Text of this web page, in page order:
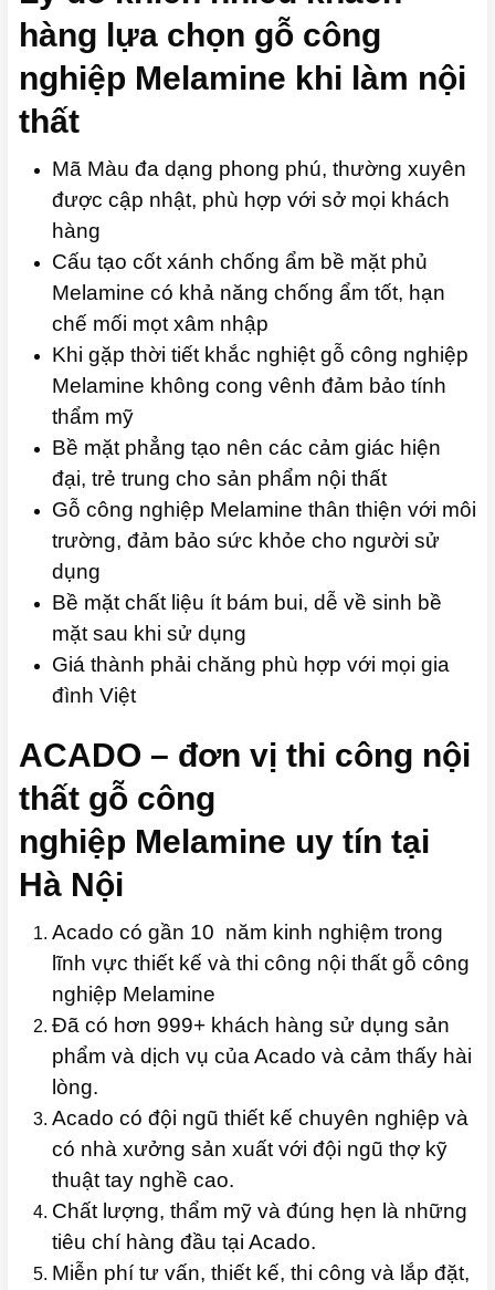
hàng lựa chọn gỗ công
nghiệp Melamine khi làm nội
thất
Mã Màu đa dạng phong phú, thường xuyên
được cập nhật, phù hợp với sở mọi khách
hàng
Cấu tạo cốt xánh chống ẩm bề mặt phủ
Melamine có khả năng chống ẩm tốt, hạn
chế mối mọt xâm nhập
Khi gặp thời tiết khắc nghiệt gỗ công nghiệp
Melamine không cong vênh đảm bảo tính
thẩm mỹ
Bề mặt phẳng tạo nên các cảm giác hiện
đại, trẻ trung cho sản phẩm nội thất
Gỗ công nghiệp Melamine thân thiện với môi
trường, đảm bảo sức khỏe cho người sử
dụng
Bề mặt chất liệu ít bám bui, dễ về sinh bề
mặt sau khi sử dụng
Giá thành phải chăng phù hợp với mọi gia
đình Việt
ACADO – đơn vị thi công nội
thất gỗ công
nghiệp Melamine uy tín tại
Hà Nội
Acado có gần 10 năm kinh nghiệm trong
lĩnh vực thiết kế và thi công nội thất gỗ công
nghiệp Melamine
Đã có hơn 999+ khách hàng sử dụng sản
phẩm và dịch vụ của Acado và cảm thấy hài
lòng.
Acado có đội ngũ thiết kế chuyên nghiệp và
có nhà xưởng sản xuất với đội ngũ thợ kỹ
thuật tay nghề cao.
Chất lượng, thẩm mỹ và đúng hẹn là những
tiêu chí hàng đầu tại Acado.
Miễn phí tư vấn, thiết kế, thi công và lắp đặt,